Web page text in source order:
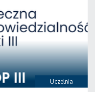
Uczelnia